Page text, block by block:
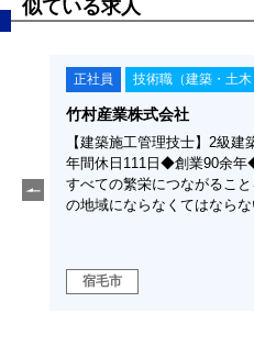
似ている求人
こ
！
正社員 技術職（建築・土木
土佐新高建設株式会社
【現場技術員】道路や駐車
関する設計・施工・管理を
高知市